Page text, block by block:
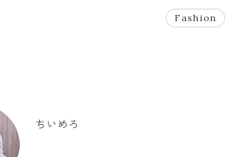
Fashion
ちいめろ